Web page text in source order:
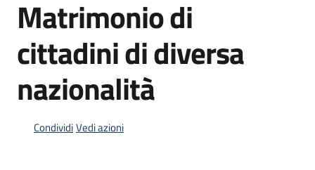
Centri
per
le
Informazioni
Matrimonio di
cittadini di diversa
nazionalità
CondividiVedi azioni